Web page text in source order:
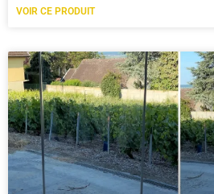
VOIR CE PRODUIT